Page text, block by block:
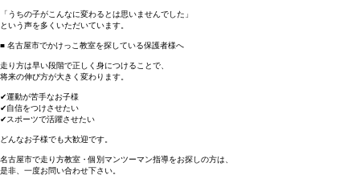
「うちの子がこんなに変わるとは思いませんでした」
という声を多くいただいています。
■ 名古屋市でかけっこ教室を探している保護者様へ
走り方は早い段階で正しく身につけることで、
将来の伸び方が大きく変わります。
✔運動が苦手なお子様
✔自信をつけさせたい
✔スポーツで活躍させたい
どんなお子様でも大歓迎です。
名古屋市で走り方教室・個別マンツーマン指導をお探しの方は、
是非、一度お問い合わせ下さい。